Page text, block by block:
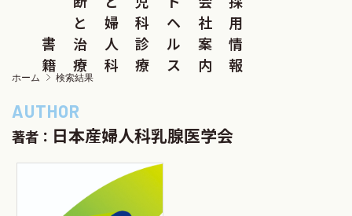
書
籍
と
治
療
婦
人
科
科
診
療
ヘ
ル
ス
社
案
内
用
情
報
ホーム 検索結果
著者： 日本産婦人科乳腺医学会